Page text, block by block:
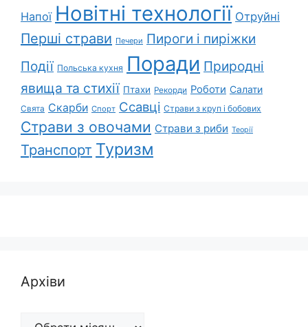
Напої Новітні технології Отруйні
Перші страви Печери Пироги і пиріжки
Події Польська кухня Поради Природні
явища та стихії Птахи Рекорди Роботи Салати
Свята Скарби Спорт Ссавці Страви з круп і бобових
Страви з овочами Страви з риби Теорії
Транспорт Туризм
Архіви
Архіви